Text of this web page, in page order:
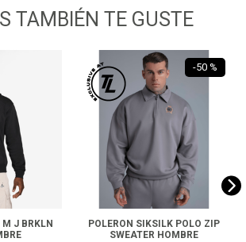
TAMBIÉN TE GUSTE
M J BRKLN
-50 %
POLERON SIKSILK POLO ZIP
SWEATER HOMBRE